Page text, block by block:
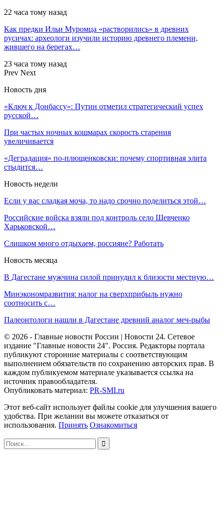
22 часа тому назад
Как предки Ильи Муромца «растворились» в древних
русичах: археологи изучили историю древнего племени,
жившего на берегах…
23 часа тому назад
Prev Next
Новость дня
«Ключ к Донбассу»: Путин отметил стратегический успех
русской…
При частых ночных кошмарах скорость старения
увеличивается
«Деградация» по-плющенковски: почему спортивная элита
стыдится…
Новость недели
Если у вас сладкая моча, то надо срочно поделиться этой…
Российские войска взяли под контроль село Шевченко
Харьковской…
Слишком много отдыхаем, россияне? Работать
Новость месяца
В Дагестане мужчина силой принудил к близости местную…
Минэкономразвития: налог на сверхприбыль нужно
соотносить с…
Палеонтологи нашли в Дагестане древний аналог меч-рыбы
© 2026 - Главные новости России | Новости 24. Сетевое
издание "Главные новости 24". Россия. Редакторы портала
публикуют сторонние материалы с соответствующим
выполнением обязательств по сохранению авторских прав. В
каждом публикуемом материале указывается ссылка на
источник правообладателя.
Опубликовать материал: PR-SMI.ru
Этот веб-сайт использует файлы cookie для улучшения вашего
удобства. При желании вы можете отказаться от
использования. Принять Ознакомиться